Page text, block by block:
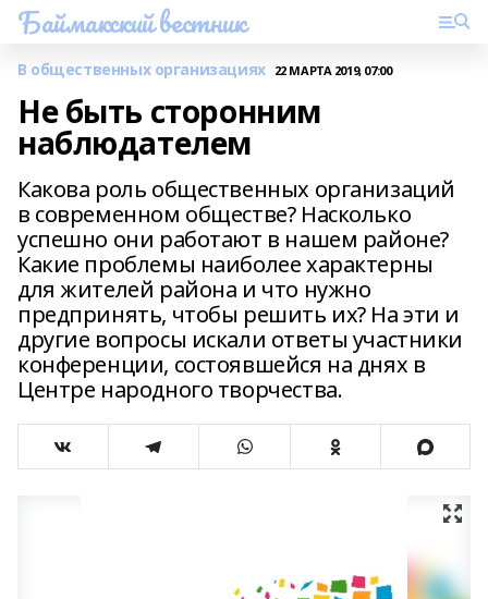
Баймакский вестник
В общественных организациях 22 МАРТА 2019, 07:00
Не быть сторонним
наблюдателем
Какова роль общественных организаций
в современном обществе? Насколько
успешно они работают в нашем районе?
Какие проблемы наиболее характерны
для жителей района и что нужно
предпринять, чтобы решить их? На эти и
другие вопросы искали ответы участники
конференции, состоявшейся на днях в
Центре народного творчества.